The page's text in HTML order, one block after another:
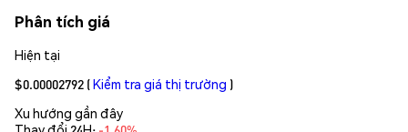
Phân tích giá
Hiện tại
$0.00002792 (Kiểm tra giá thị trường )
Xu hướng gần đây